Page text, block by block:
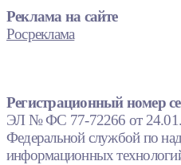
Реклама на сайте
Росреклама
Регистрационный номер
ЭЛ № ФС 77-72266 от
Федеральной службой по
информационных